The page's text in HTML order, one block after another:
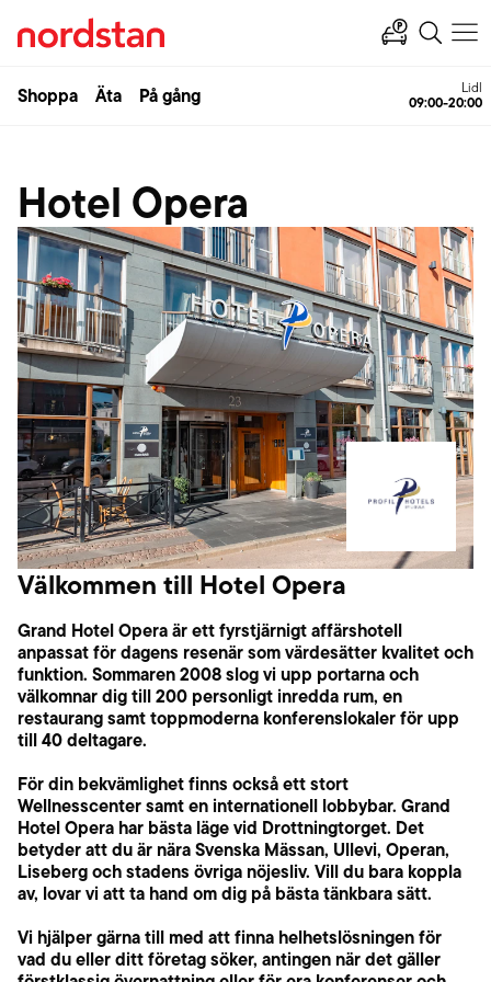
Shoppa Äta På gång Lidl
09:00-20:00
Hotel Opera
Välkommen till Hotel Opera
Grand Hotel Opera är ett fyrstjärnigt affärshotell
anpassat för dagens resenär som värdesätter kvalitet och
funktion. Sommaren 2008 slog vi upp portarna och
välkomnar dig till 200 personligt inredda rum, en
restaurang samt toppmoderna konferenslokaler för upp
till 40 deltagare.
För din bekvämlighet finns också ett stort
Wellnesscenter samt en internationell lobbybar. Grand
Hotel Opera har bästa läge vid Drottningtorget. Det
betyder att du är nära Svenska Mässan, Ullevi, Operan,
Liseberg och stadens övriga nöjesliv. Vill du bara koppla
av, lovar vi att ta hand om dig på bästa tänkbara sätt.
Vi hjälper gärna till med att finna helhetslösningen för
vad du eller ditt företag söker, antingen när det gäller